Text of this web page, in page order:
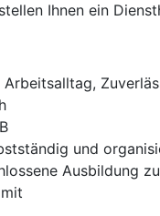
Ihnen ein
Arbeitsalltag,
und
Ausbildung